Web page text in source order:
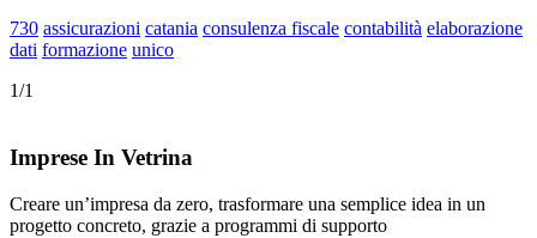
730 assicurazioni catania consulenza fiscale contabilità elaborazione
dati formazione unico
1/1
Imprese In Vetrina
Creare un’impresa da zero, trasformare una semplice idea in un
progetto concreto, grazie a programmi di supporto